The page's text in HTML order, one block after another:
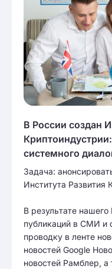
В России создан
системного
Задача:
Института Развития
В результате
публикаций в СМИ и
проводку в ленте
новостей Google
новостей Рамблер, а